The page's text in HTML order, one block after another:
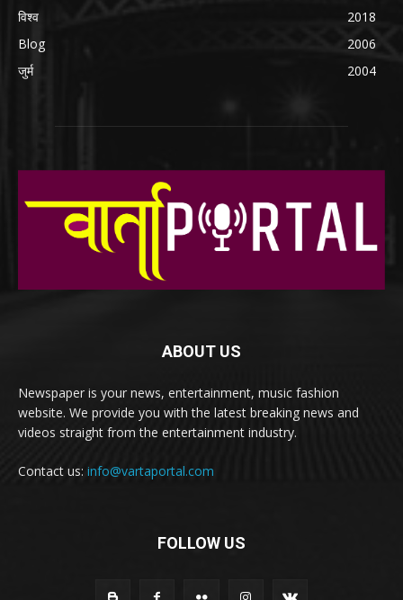
विश्व
2018
Blog
2006
जुर्म
2004
ABOUT US
Newspaper is your news, entertainment, music fashion
website. We provide you with the latest breaking news and
videos straight from the entertainment industry.
Contact us: info@vartaportal.com
FOLLOW US